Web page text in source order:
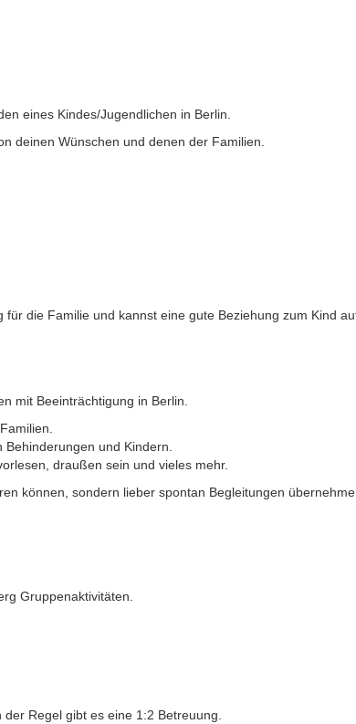
eines Kindes/Jugendlichen in Berlin.
deinen Wünschen und denen der Familien.
die Familie und kannst eine gute Beziehung zum Kind
mit Beeinträchtigung in Berlin.
und Kindern.
draußen sein und vieles mehr.
können, sondern lieber spontan Begleitungen
Gruppenaktivitäten.
Regel gibt es eine 1:2 Betreuung.